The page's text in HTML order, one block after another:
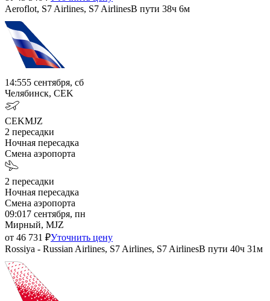
Aeroflot, S7 Airlines, S7 AirlinesВ пути 38ч 6м
14:555 сентября, сб
Челябинск, CEK
CEKMJZ
2 пересадки
Ночная пересадка
Смена аэропорта
2 пересадки
Ночная пересадка
Смена аэропорта
09:01 7 сентября, пн
Мирный, MJZ
от 46 731 ₽Уточнить цену
Rossiya - Russian Airlines, S7 Airlines, S7 AirlinesВ пути 40ч 31м